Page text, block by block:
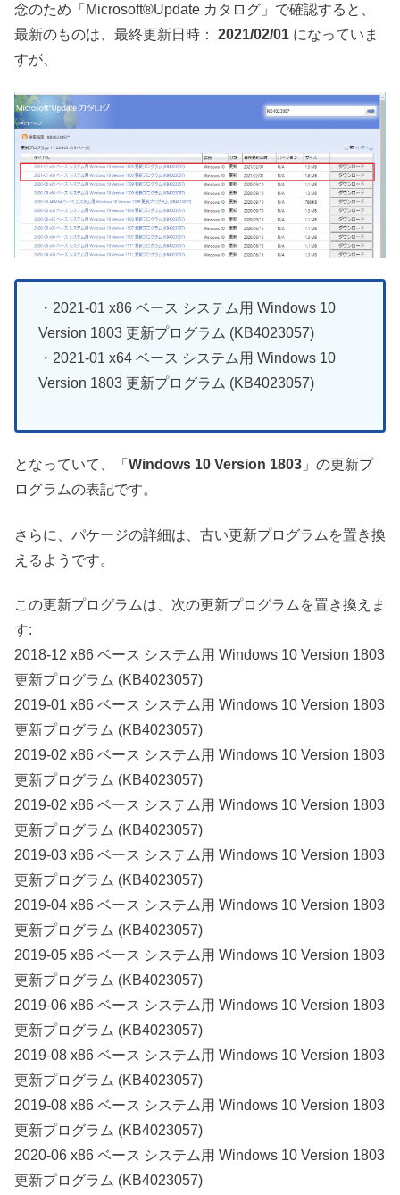
念のため「Microsoft®Update カタログ」で確認すると、
最新のものは、最終更新日時： 2021/02/01 になっていま
すが、
・2021-01 x86 ベース システム用 Windows 10
Version 1803 更新プログラム (KB4023057)
・2021-01 x64 ベース システム用 Windows 10
Version 1803 更新プログラム (KB4023057)
となっていて、「 Windows 10 Version 1803 」の更新プ
ログラムの表記です。
さらに、パケージの詳細は、古い更新プログラムを置き換
えるようです。
この更新プログラムは、次の更新プログラムを置き換えま
す:
2018-12 x86 ベース システム用 Windows 10 Version 1803
更新プログラム (KB4023057)
2019-01 x86 ベース システム用 Windows 10 Version 1803
更新プログラム (KB4023057)
2019-02 x86 ベース システム用 Windows 10 Version 1803
更新プログラム (KB4023057)
2019-02 x86 ベース システム用 Windows 10 Version 1803
更新プログラム (KB4023057)
2019-03 x86 ベース システム用 Windows 10 Version 1803
更新プログラム (KB4023057)
2019-04 x86 ベース システム用 Windows 10 Version 1803
更新プログラム (KB4023057)
2019-05 x86 ベース システム用 Windows 10 Version 1803
更新プログラム (KB4023057)
2019-06 x86 ベース システム用 Windows 10 Version 1803
更新プログラム (KB4023057)
2019-08 x86 ベース システム用 Windows 10 Version 1803
更新プログラム (KB4023057)
2019-08 x86 ベース システム用 Windows 10 Version 1803
更新プログラム (KB4023057)
2020-06 x86 ベース システム用 Windows 10 Version 1803
更新プログラム (KB4023057)